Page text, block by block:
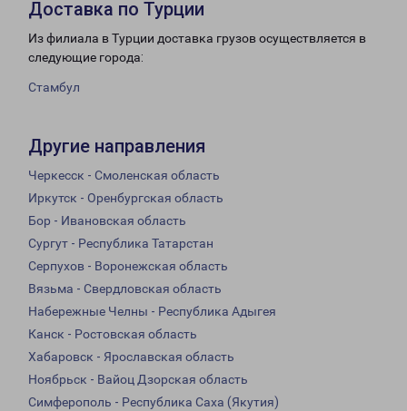
Доставка по Турции
Из филиала в Турции доставка грузов осуществляется в
следующие города:
Стамбул
Другие направления
Черкесск - Смоленская область
Иркутск - Оренбургская область
Бор - Ивановская область
Сургут - Республика Татарстан
Серпухов - Воронежская область
Вязьма - Свердловская область
Набережные Челны - Республика Адыгея
Канск - Ростовская область
Хабаровск - Ярославская область
Ноябрьск - Вайоц Дзорская область
Симферополь - Республика Саха (Якутия)